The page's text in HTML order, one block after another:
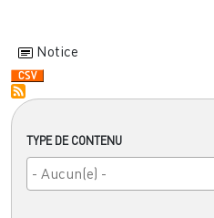
TYPE DE CONTENU
Notice